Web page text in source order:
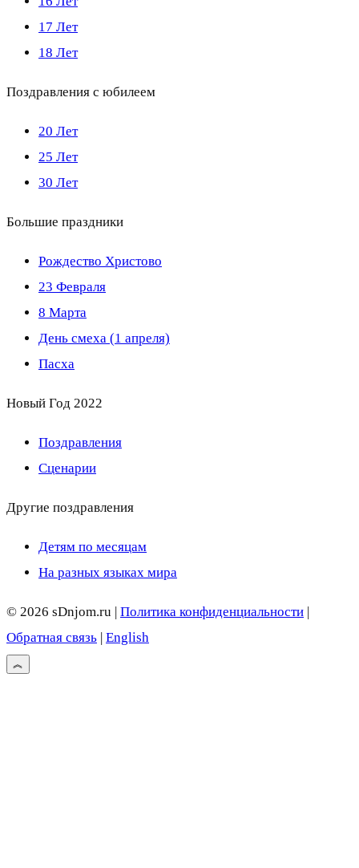
17 Лет
18 Лет
Поздравления с юбилеем
20 Лет
25 Лет
30 Лет
Большие праздники
Рождество Христово
23 Февраля
8 Марта
День смеха (1 апреля)
Пасха
Новый Год 2022
Поздравления
Сценарии
Другие поздравления
Детям по месяцам
На разных языках мира
© 2026 sDnjom.ru | Политика конфиденциальности |
Обратная связь | English